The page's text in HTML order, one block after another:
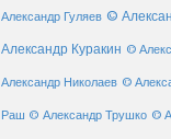
Александр Гуляев ©
Александр Куракин ©
Александр Николаев ©
Раш © Александр Трушко ©